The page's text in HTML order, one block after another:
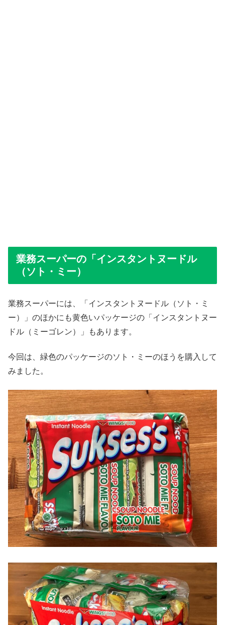
業務スーパーの「インスタントヌードル
（ソト・ミー）
業務スーパーには、「インスタントヌードル（ソト・ミ
ー）」のほかにも黄色いパッケージの「インスタントヌー
ドル（ミーゴレン）」もあります。
今回は、緑色のパッケージのソト・ミーのほうを購入して
みました。